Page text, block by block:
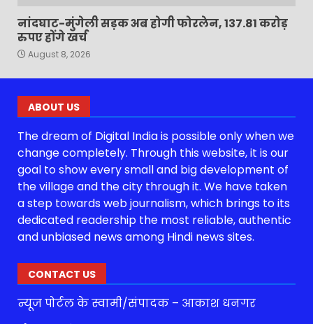
नांदघाट-मुंगेली सड़क अब होगी फोरलेन, 137.81 करोड़
रुपए होंगे खर्च
August 8, 2026
ABOUT US
The dream of Digital India is possible only when we
change completely. Through this website, it is our
goal to show every small and big development of
the village and the city through it. We have taken
a step towards web journalism, which brings to its
dedicated readership the most reliable, authentic
and unbiased news among Hindi news sites.
CONTACT US
न्यूज पोर्टल के स्वामी/संपादक – आकाश धनगर